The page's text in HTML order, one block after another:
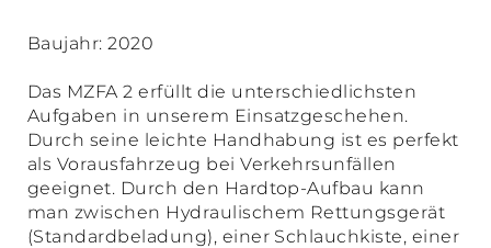
Baujahr: 2020
Das MZFA 2 erfüllt die unterschiedlichsten
Aufgaben in unserem Einsatzgeschehen.
Durch seine leichte Handhabung ist es perfekt
als Vorausfahrzeug bei Verkehrsunfällen
geeignet. Durch den Hardtop-Aufbau kann
man zwischen Hydraulischem Rettungsgerät
(Standardbeladung), einer Schlauchkiste, einer